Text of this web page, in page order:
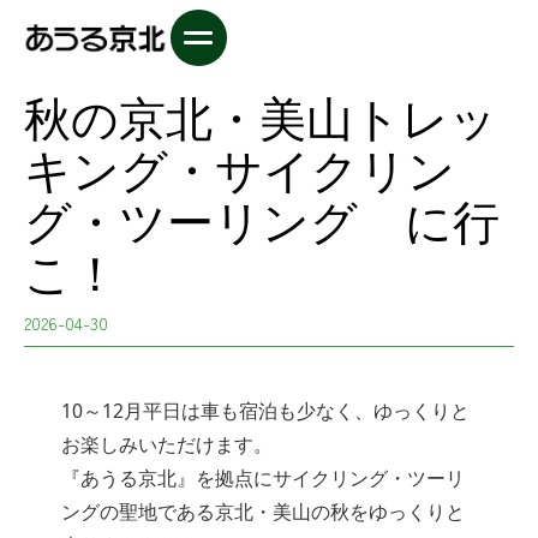
秋の京北・美山トレッ
キング・サイクリン
グ・ツーリング に行
こ！
2026-04-30
10～12月平日は車も宿泊も少なく、ゆっくりと
お楽しみいただけます。
『あうる京北』を拠点にサイクリング・ツーリ
ングの聖地である京北・美山の秋をゆっくりと